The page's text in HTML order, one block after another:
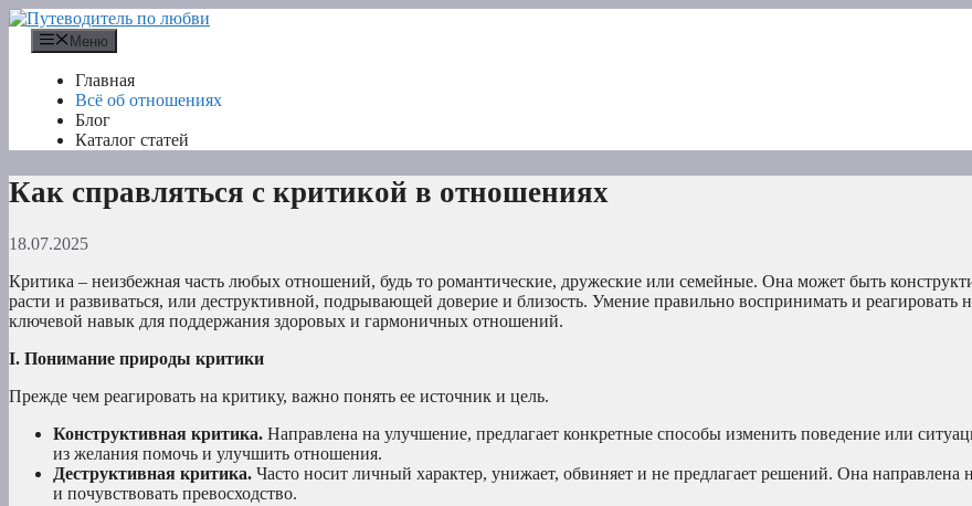
Перейти
содержимому
Меню
Главная
Всё об отношениях
Блог
Каталог статей
Как справляться с критикой в отношениях
18.07.2025
Критика – неизбежная часть любых отношений, будь то романтические, дружеские или семейные. Она может быть
расти и развиваться, или деструктивной, подрывающей доверие и близость. Умение правильно воспринимать и реагировать
ключевой навык для поддержания здоровых и гармоничных отношений.
I. Понимание природы критики
Прежде чем реагировать на критику, важно понять ее источник и цель.
Конструктивная критика. Направлена на улучшение, предлагает конкретные способы изменить поведение или
из желания помочь и улучшить отношения.
Деструктивная критика. Часто носит личный характер, унижает, обвиняет и не предлагает решений. Она направлена
и почувствовать превосходство.